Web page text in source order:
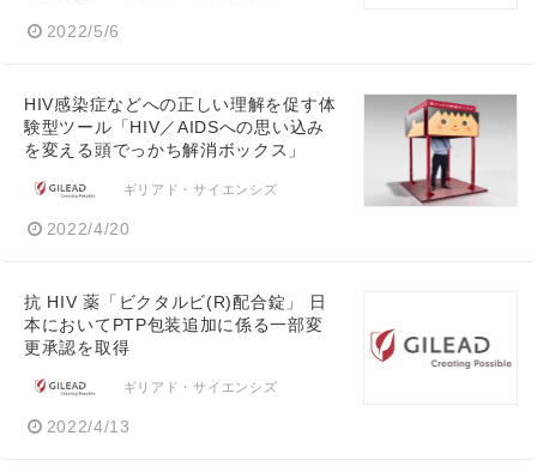
2022/5/6
HIV感染症などへの正しい理解を促す体
験型ツール「HIV／AIDSへの思い込み
を変える頭でっかち解消ボックス」
ギリアド・サイエンシズ
2022/4/20
抗 HIV 薬「ビクタルビ(R)配合錠」 日
本においてPTP包装追加に係る一部変
更承認を取得
ギリアド・サイエンシズ
2022/4/13